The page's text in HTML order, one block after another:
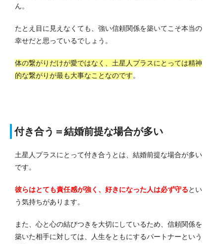
ん。
たとえ目に見えなくても、強い信頼関係を築いてこそ本当の
幸せだと思っているでしょう。
体の繋がりだけが愛ではなく、土星人プラスにとっては精神
的な繋がりが最も大事なことなのです。
付き合う＝結婚前提な場合が多い
土星人プラスにとって付き合うとは、結婚前提な場合が多い
です。
彼らはとても責任感が強く、好きになった人は必ず守るとい
う気持ちがあります。
また、心と心の結びつきを大切にしているため、信頼関係を
築いた相手に対しては、人生をともにするパートナーという